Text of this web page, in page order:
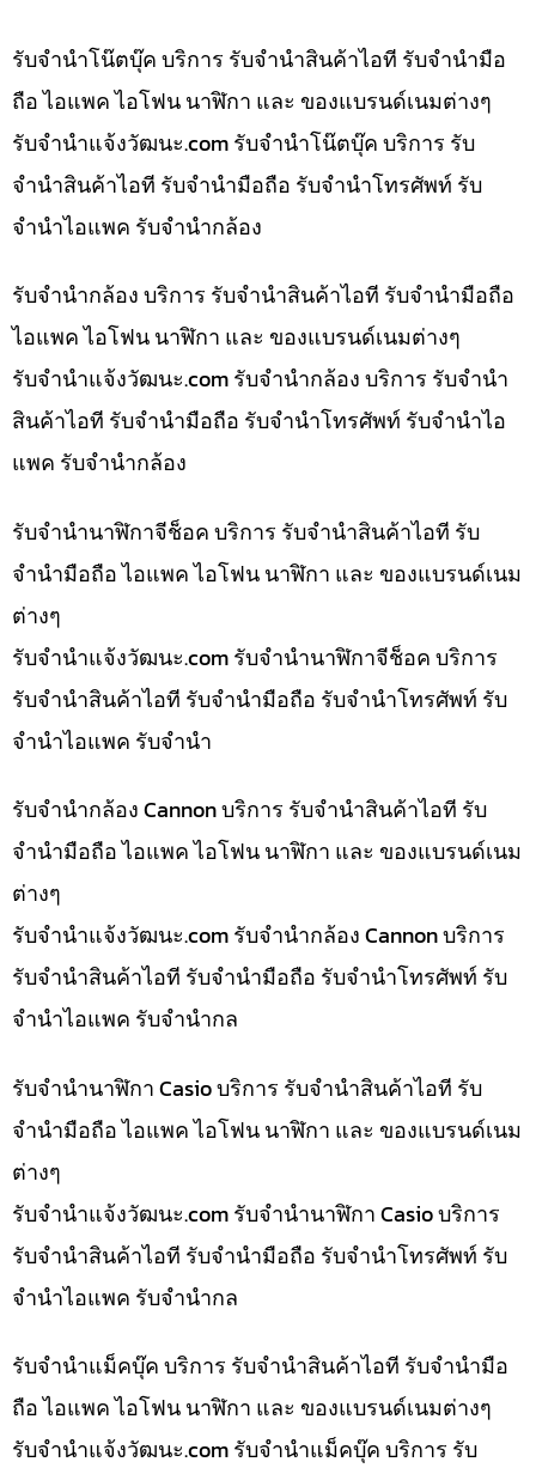
รับจำนำโน๊ตบุ๊ค บริการ รับจำนำสินค้าไอที รับจำนำมือ
ถือ ไอแพค ไอโฟน นาฬิกา และ ของแบรนด์เนมต่างๆ
รับจํานําแจ้งวัฒนะ.com รับจำนำโน๊ตบุ๊ค บริการ รับ
จำนำสินค้าไอที รับจำนำมือถือ รับจำนำโทรศัพท์ รับ
จำนำไอแพค รับจำนำกล้อง
รับจำนำกล้อง บริการ รับจำนำสินค้าไอที รับจำนำมือถือ
ไอแพค ไอโฟน นาฬิกา และ ของแบรนด์เนมต่างๆ
รับจํานําแจ้งวัฒนะ.com รับจำนำกล้อง บริการ รับจำนำ
สินค้าไอที รับจำนำมือถือ รับจำนำโทรศัพท์ รับจำนำไอ
แพค รับจำนำกล้อง
รับจำนำนาฬิกาจีช็อค บริการ รับจำนำสินค้าไอที รับ
จำนำมือถือ ไอแพค ไอโฟน นาฬิกา และ ของแบรนด์เนม
ต่างๆ
รับจํานําแจ้งวัฒนะ.com รับจำนำนาฬิกาจีช็อค บริการ
รับจำนำสินค้าไอที รับจำนำมือถือ รับจำนำโทรศัพท์ รับ
จำนำไอแพค รับจำนำ
รับจำนำกล้อง Cannon บริการ รับจำนำสินค้าไอที รับ
จำนำมือถือ ไอแพค ไอโฟน นาฬิกา และ ของแบรนด์เนม
ต่างๆ
รับจํานําแจ้งวัฒนะ.com รับจำนำกล้อง Cannon บริการ
รับจำนำสินค้าไอที รับจำนำมือถือ รับจำนำโทรศัพท์ รับ
จำนำไอแพค รับจำนำกล
รับจำนำนาฬิกา Casio บริการ รับจำนำสินค้าไอที รับ
จำนำมือถือ ไอแพค ไอโฟน นาฬิกา และ ของแบรนด์เนม
ต่างๆ
รับจํานําแจ้งวัฒนะ.com รับจำนำนาฬิกา Casio บริการ
รับจำนำสินค้าไอที รับจำนำมือถือ รับจำนำโทรศัพท์ รับ
จำนำไอแพค รับจำนำกล
รับจำนำแม็คบุ๊ค บริการ รับจำนำสินค้าไอที รับจำนำมือ
ถือ ไอแพค ไอโฟน นาฬิกา และ ของแบรนด์เนมต่างๆ
รับจํานําแจ้งวัฒนะ.com รับจำนำแม็คบุ๊ค บริการ รับ